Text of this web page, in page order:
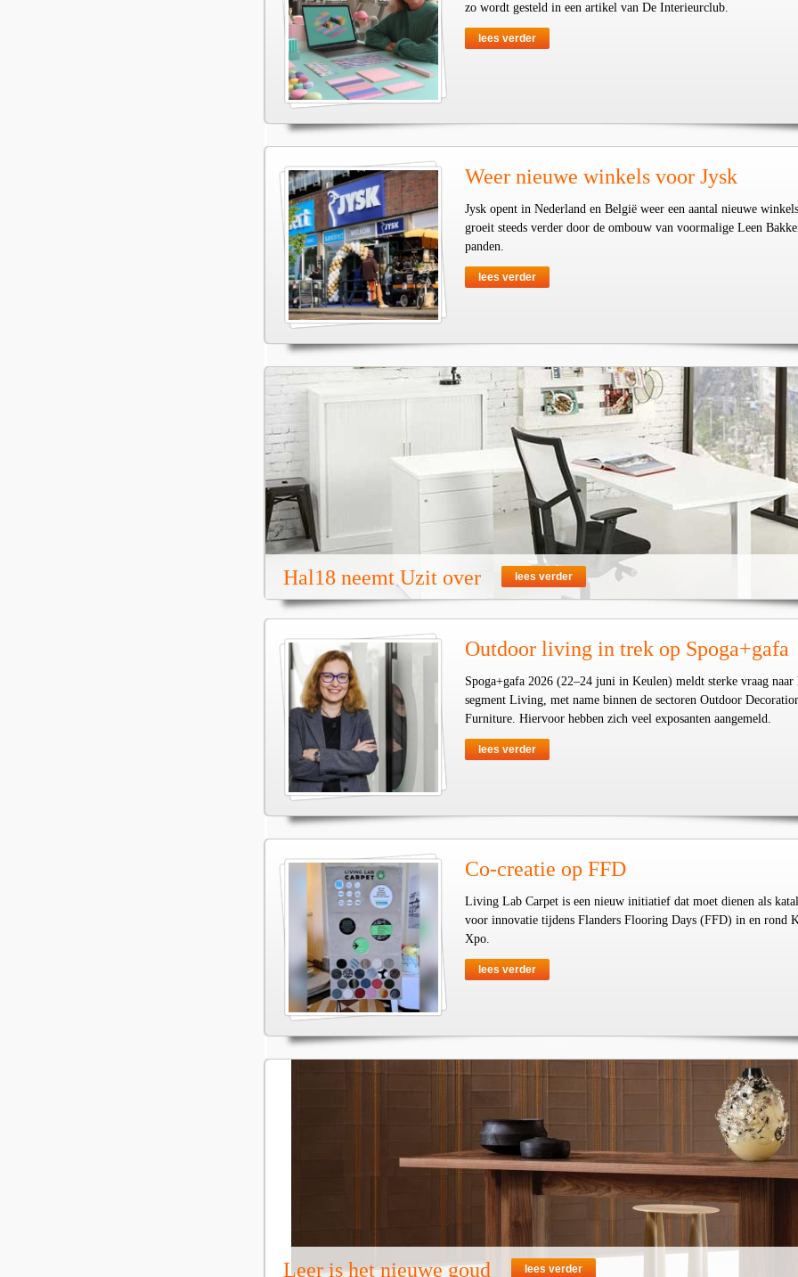
zo wordt gesteld in een artikel van De Interieurclub.
lees verder
Weer nieuwe winkels voor Jysk
Jysk opent in Nederland en België weer een aantal nieuwe
groeit steeds verder door de ombouw van voormalige Leen
panden.
lees verder
Hal18 neemt Uzit over lees verder
Outdoor living in trek op Spoga+gafa
Spoga+gafa 2026 (22–24 juni in Keulen) meldt sterke vraag naar
segment Living, met name binnen de sectoren Outdoor
Furniture. Hiervoor hebben zich veel exposanten aangemeld.
lees verder
Co-creatie op FFD
Living Lab Carpet is een nieuw initiatief dat moet dienen als
voor innovatie tijdens Flanders Flooring Days (FFD) in en rond
Xpo.
lees verder
Leer is het nieuwe goud lees verder